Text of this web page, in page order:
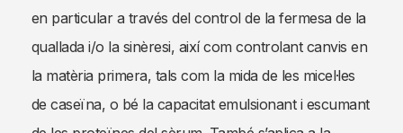
en particular a través del control de la fermesa de la
quallada i/o la sinèresi, així com controlant canvis en
la matèria primera, tals com la mida de les micel·les
de caseïna, o bé la capacitat emulsionant i escumant